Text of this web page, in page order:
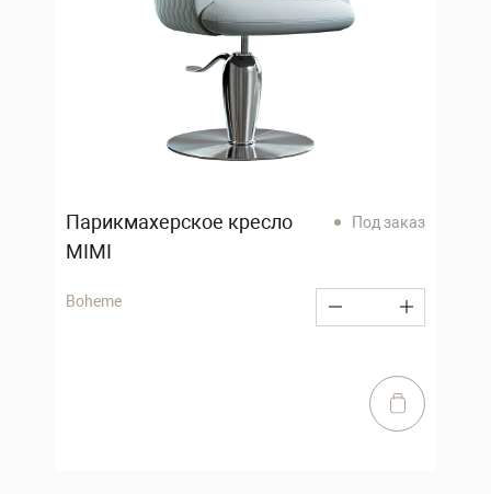
Парикмахерское кресло
MIMI
Под заказ
Boheme